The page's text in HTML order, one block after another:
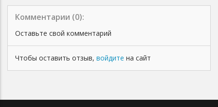
Комментарии (0):
Оставьте свой комментарий
Чтобы оставить отзыв, войдите на сайт